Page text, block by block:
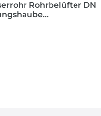
Rohrbelüfter DN